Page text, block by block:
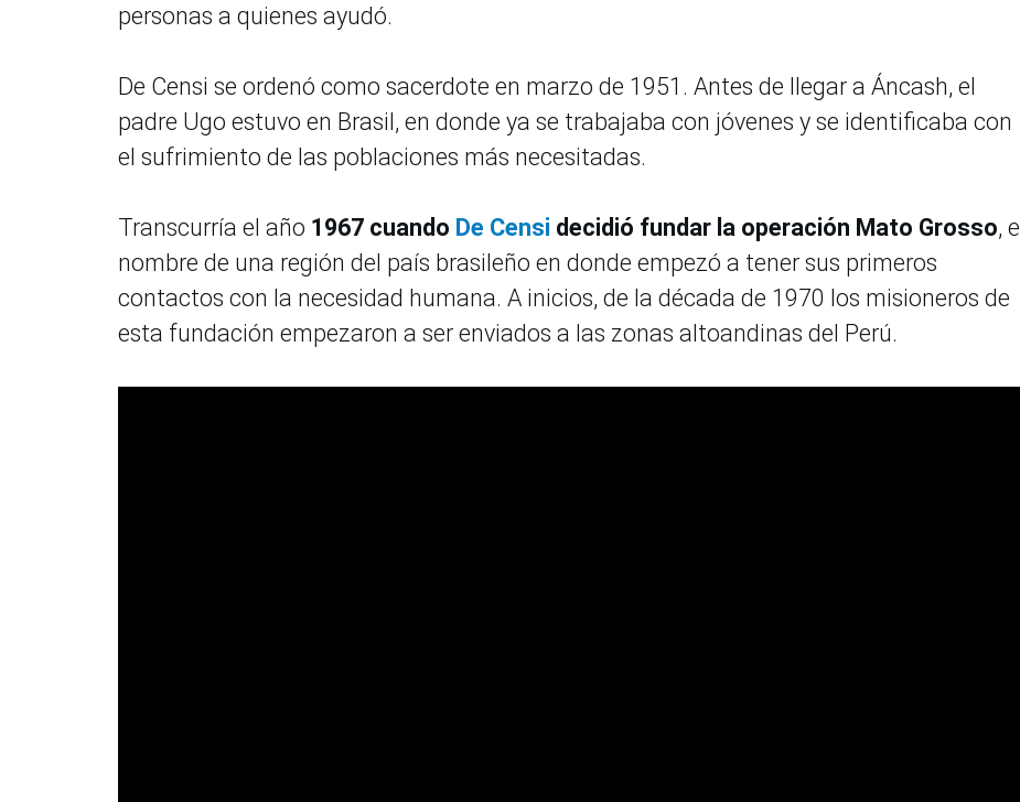
personas a quienes ayudó.
De Censi se ordenó como sacerdote en marzo de 1951. Antes de llegar a Áncash, el
padre Ugo estuvo en Brasil, en donde ya se trabajaba con jóvenes y se identificaba con
el sufrimiento de las poblaciones más necesitadas.
Transcurría el año 1967 cuando De Censi decidió fundar la operación Mato Grosso, el
nombre de una región del país brasileño en donde empezó a tener sus primeros
contactos con la necesidad humana. A inicios, de la década de 1970 los misioneros de
esta fundación empezaron a ser enviados a las zonas altoandinas del Perú.